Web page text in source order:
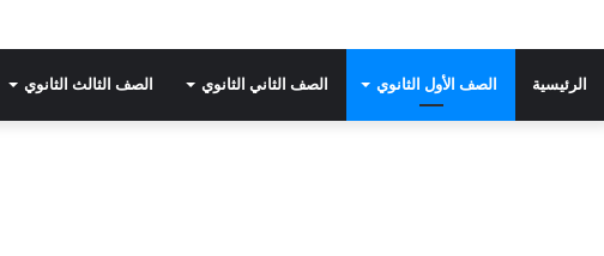
الرئيسية الصف الأول الثانوي الصف الثاني الثانوي الصف الثالث الثانوي